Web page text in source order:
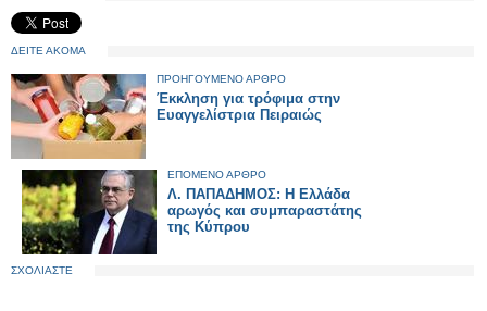
ΔΕΙΤΕ ΑΚΟΜΑ
ΠΡΟΗΓΟΥΜΕΝΟ ΑΡΘΡΟ
Έκκληση για τρόφιμα στην
Ευαγγελίστρια Πειραιώς
ΕΠΟΜΕΝΟ ΑΡΘΡΟ
Λ. ΠΑΠΑΔΗΜΟΣ: Η Ελλάδα
αρωγός και συμπαραστάτης
της Κύπρου
ΣΧΟΛΙΑΣΤΕ